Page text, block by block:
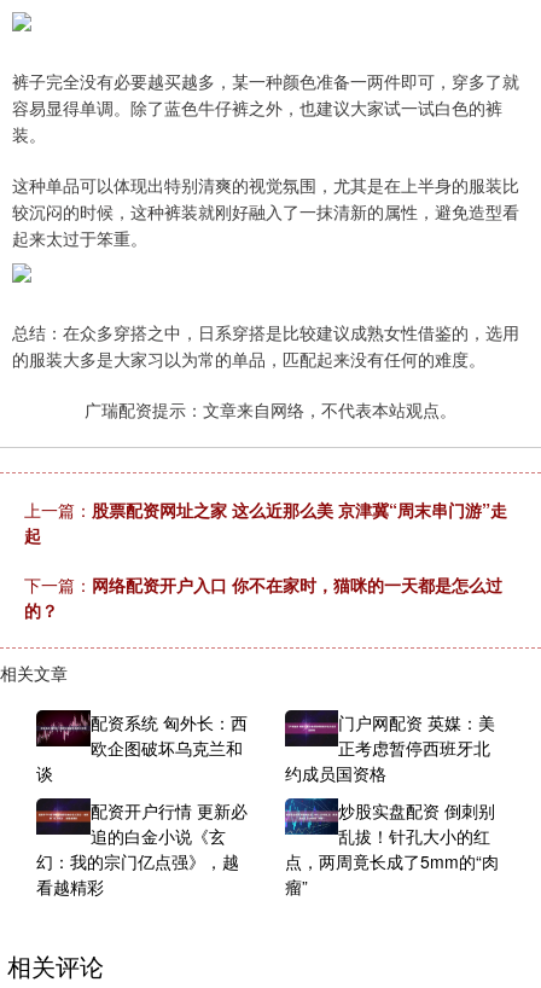
裤子完全没有必要越买越多，某一种颜色准备一两件即可，穿多了就
容易显得单调。除了蓝色牛仔裤之外，也建议大家试一试白色的裤
装。
这种单品可以体现出特别清爽的视觉氛围，尤其是在上半身的服装比
较沉闷的时候，这种裤装就刚好融入了一抹清新的属性，避免造型看
起来太过于笨重。
总结：在众多穿搭之中，日系穿搭是比较建议成熟女性借鉴的，选用
的服装大多是大家习以为常的单品，匹配起来没有任何的难度。
广瑞配资提示：文章来自网络，不代表本站观点。
上一篇： 股票配资网址之家 这么近那么美 京津冀“周末串门游”走
起
下一篇： 网络配资开户入口 你不在家时，猫咪的一天都是怎么过
的？
相关文章
配资系统 匈外长：西
欧企图破坏乌克兰和
谈
门户网配资 英媒：美
正考虑暂停西班牙北
约成员国资格
配资开户行情 更新必
追的白金小说《玄
幻：我的宗门亿点强》，越
看越精彩
炒股实盘配资 倒刺别
乱拔！针孔大小的红
点，两周竟长成了5mm的“肉
瘤”
相关评论